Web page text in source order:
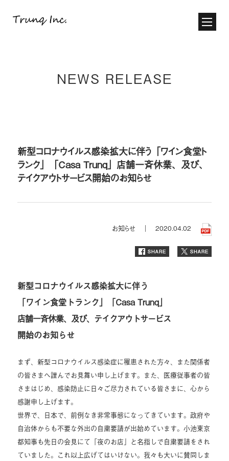
NEWS RELEASE
新型コロナウイルス感染拡大に伴う「ワイン食堂ト
ランク」「Casa Trunq」 店舗一斉休業、及び、
テイクアウトサービス開始のお知らせ
お知らせ ｜ 2020.04.02
新型コロナウイルス感染拡大に伴う
「ワイン食堂トランク」「Casa Trunq」
店舗一斉休業、 及び、テイクアウトサービス
開始のお知らせ
まず、新型コロナウイルス感染症に罹患された方々、また関係者
の皆さまへ謹んでお見舞い申し上げます。また、医療従事者の皆
さまはじめ、感染防止に日々ご尽力されている皆さまに、心から
感謝申し上げます。
世界で、日本で、前例なき非常事態になってきています。政府や
自治体からも不要な外出の自粛要請が出始めています。小池東京
都知事も先日の会見にて「夜のお店」と名指しで自粛要請をされ
ていました。これ以上広げてはいけない。我々も大いに賛同しま